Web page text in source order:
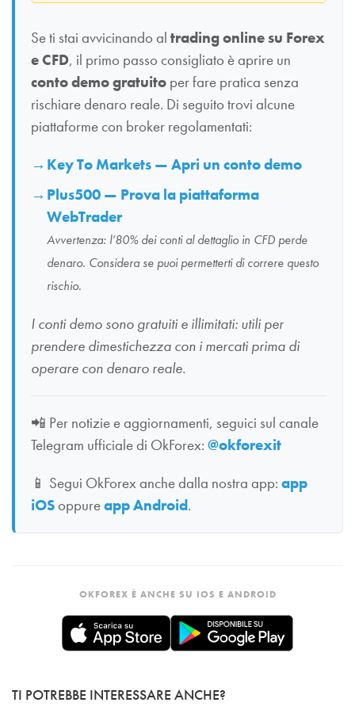
Se ti stai avvicinando al trading online su Forex
e CFD, il primo passo consigliato è aprire un
conto demo gratuito per fare pratica senza
rischiare denaro reale. Di seguito trovi alcune
piattaforme con broker regolamentati:
Key To Markets — Apri un conto demo
Plus500 — Prova la piattaforma
WebTrader
Avvertenza: l’80% dei conti al dettaglio in CFD perde
denaro. Considera se puoi permetterti di correre questo
rischio.
I conti demo sono gratuiti e illimitati: utili per
prendere dimestichezza con i mercati prima di
operare con denaro reale.
📲 Per notizie e aggiornamenti, seguici sul canale
Telegram ufficiale di OkForex: @okforexit
📱 Segui OkForex anche dalla nostra app: app
iOSoppureapp Android.
OKFOREX È ANCHE SU IOS E ANDROID
TI POTREBBE INTERESSARE ANCHE?